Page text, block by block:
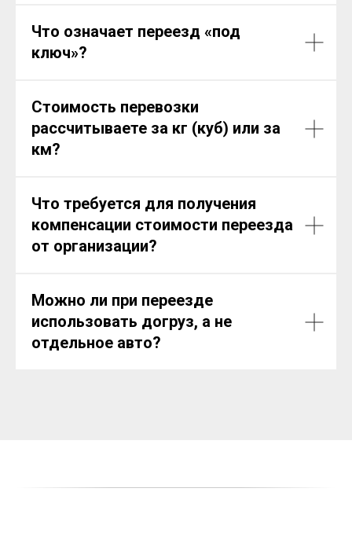
Что означает переезд «под
ключ»?
Стоимость перевозки
рассчитываете за кг (куб) или за
км?
Что требуется для получения
компенсации стоимости переезда
от организации?
Можно ли при переезде
использовать догруз, а не
отдельное авто?